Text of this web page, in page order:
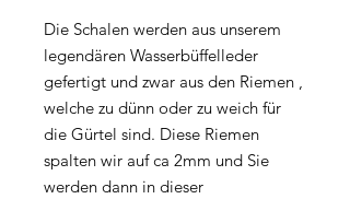
Die Schalen werden aus unserem
legendären Wasserbüffelleder
gefertigt und zwar aus den Riemen ,
welche zu dünn oder zu weich für
die Gürtel sind. Diese Riemen
spalten wir auf ca 2mm und Sie
werden dann in dieser